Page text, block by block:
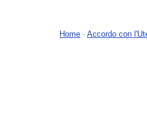
Home - Accordo con